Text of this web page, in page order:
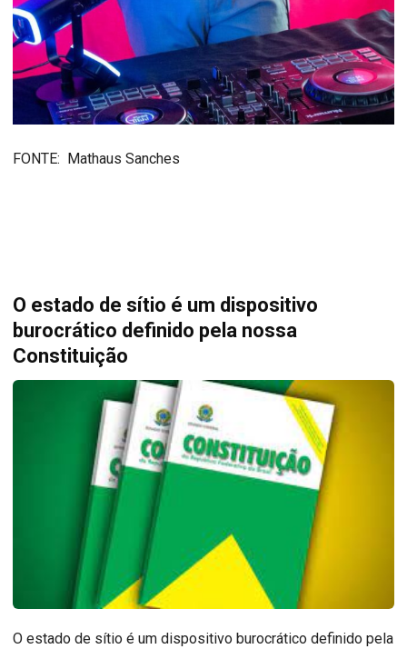
FONTE: Mathaus Sanches
O estado de sítio é um dispositivo
burocrático definido pela nossa
Constituição
O estado de sítio é um dispositivo burocrático definido pela